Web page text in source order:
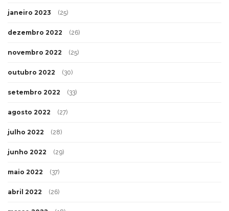
janeiro 2023 (25)
dezembro 2022 (26)
novembro 2022 (25)
outubro 2022 (30)
setembro 2022 (33)
agosto 2022 (27)
julho 2022 (28)
junho 2022 (29)
maio 2022 (37)
abril 2022 (26)